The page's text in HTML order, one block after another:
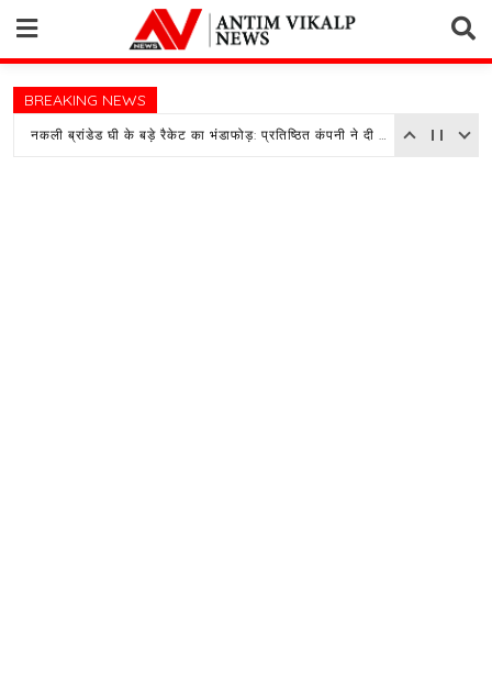
content
BREAKING NEWS
नकली ब्रांडेड घी के बड़े रैकेट का भंडाफोड़: प्रतिष्ठित कंपनी ने दी तहरीर, पुलिस जांच में जुटी